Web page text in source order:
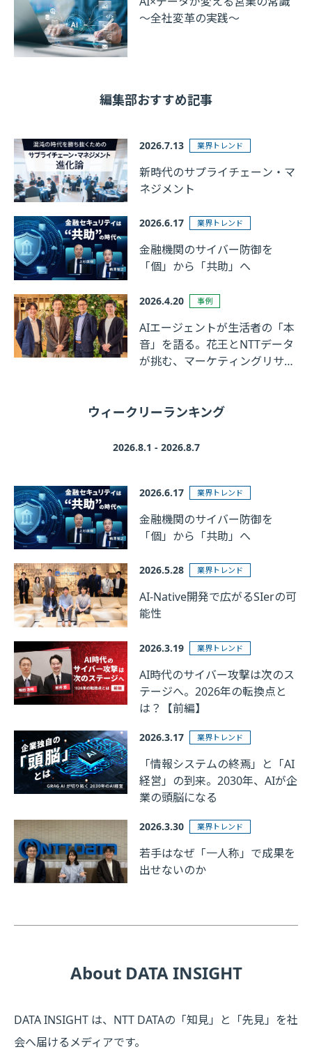
～全社変革の実践～
編集部おすすめ記事
2026.7.13 業界トレンド
新時代のサプライチェーン・マ
ネジメント
2026.6.17 業界トレンド
金融機関のサイバー防御を
「個」から「共助」へ
2026.4.20 事例
AIエージェントが生活者の「本
音」を語る。花王とNTTデータ
が挑む、マーケティングリサー
ウィークリーランキング
2026.8.1 - 2026.8.7
2026.6.17 業界トレンド
金融機関のサイバー防御を
「個」から「共助」へ
2026.5.28 業界トレンド
AI-Native開発で広がるSIerの可
能性
2026.3.19 業界トレンド
AI時代のサイバー攻撃は次のス
テージへ。2026年の転換点と
は？【前編】
2026.3.17 業界トレンド
「情報システムの終焉」と「AI
経営」の到来。2030年、AIが企
業の頭脳になる
2026.3.30 業界トレンド
若手はなぜ「一人称」で成果を
出せないのか
About DATA INSIGHT
DATA INSIGHT は、NTT DATAの「知見」と「先見」を社
会へ届けるメディアです。